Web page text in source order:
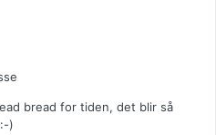
bread for tiden, det blir så
)